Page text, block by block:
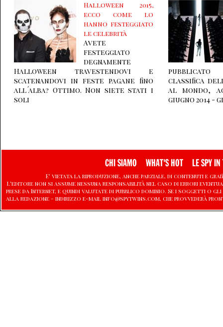
Halloween 2015,
ecco come lo
hanno festeggiato
le celebrità
Avete
festeggiato
degnamente
Halloween travestendovi e
scatenandovi in feste pagane fino
all´alba? Ottimo. Non siete stati i
soli
classifica
al mondo,
giugno 2014 -
CHI SIAMO WHAT'S HOT LE SPY IN
E' vietata la riproduzione, anche parziale, di contenuti e
L'editore non si assume nessuna responsabilità nel caso di errori
prese da Internet, e quindi valutate di pubblico dominio. Se i soggetti
alla redazione - indirizzo e-mail info@spytwins.com, che provvederà